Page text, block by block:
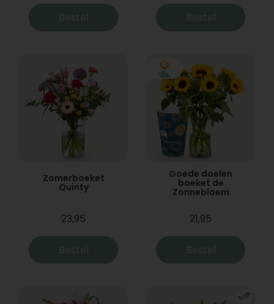
Bestel Bestel
Zomerboeket
Quinty
23,95
Bestel
Goede doelen
boeket de
Zonnebloem
21,95
Bestel